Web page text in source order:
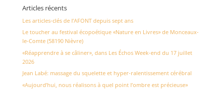
Articles récents
Les articles-clés de l’AFONT depuis sept ans
Le toucher au festival écopoétique «Nature en Livres» de Monceaux-
le-Comte (58190 Nièvre)
«Réapprendre à se câliner», dans Les Échos Week-end du 17 juillet
2026
Jean Labé: massage du squelette et hyper-ralentissement cérébral
«Aujourd’hui, nous réalisons à quel point l’ombre est précieuse»